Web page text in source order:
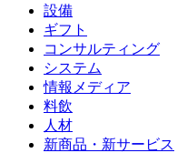
設備
ギフト
コンサルティング
システム
情報メディア
料飲
人材
新商品・新サービス